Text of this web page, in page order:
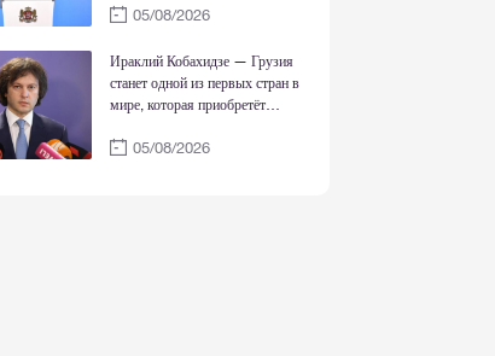
искусственного оснежения
05/08/2026
Ираклий Кобахидзе — Грузия
станет одной из первых стран в
мире, которая приобретёт
включит его в государственную
05/08/2026